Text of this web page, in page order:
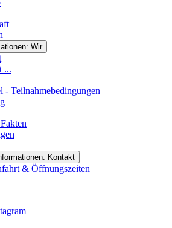
Wir
...
- Teilnahmebedingungen
Kontakt
& Öffnungszeiten